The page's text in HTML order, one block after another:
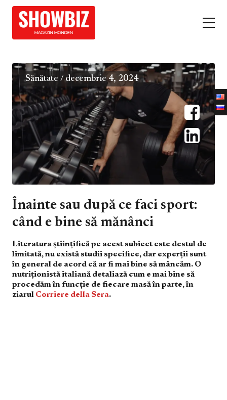
Sănătate /decembrie 4, 2024
Înainte sau după ce faci sport:
când e bine să mănânci
Literatura științifică pe acest subiect este destul de
limitată, nu există studii specifice, dar experții sunt
în general de acord că ar fi mai bine să mâncăm. O
nutriționistă italiană detaliază cum e mai bine să
procedăm în funcție de fiecare masă în parte, în
ziarul Corriere della Sera.